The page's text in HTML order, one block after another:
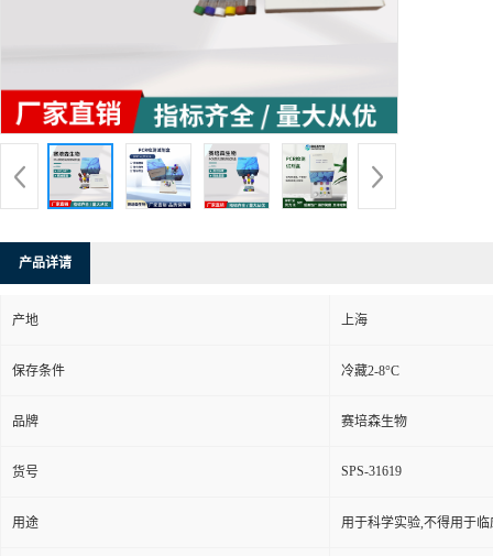
产品详请
产地 上海
保存条件 冷藏2-8°C
品牌 赛培森生物
货号 SPS-31619
用途 用于科学实验,不得用于临